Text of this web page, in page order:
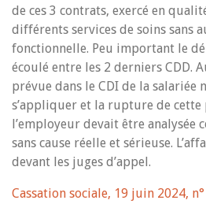
de ces 3 contrats, exercé en
différents services de soins sans
fonctionnelle. Peu important le
écoulé entre les 2 derniers CDD.
prévue dans le CDI de la salariée
s’appliquer et la rupture de
l’employeur devait être analysée
sans cause réelle et sérieuse.
devant les juges d’appel.
Cassation sociale, 19 juin 2024,